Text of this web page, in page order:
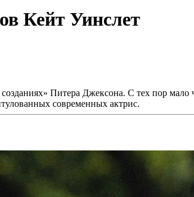
Кейт Уинслет
Питера Джексона. С тех пор мало
современных актрис.